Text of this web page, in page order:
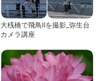
大桟橋で飛鳥Ⅱを撮影_弥生台
カメラ講座